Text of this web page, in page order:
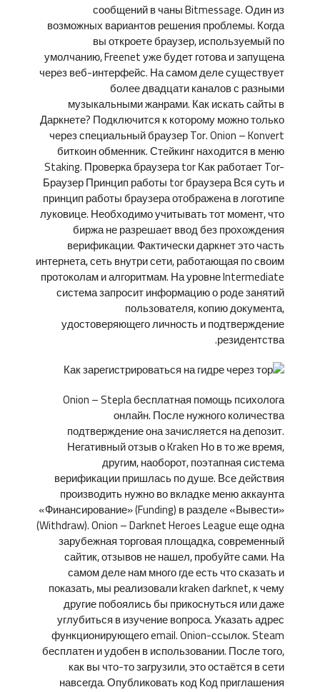
сообщений в чаны Bitmessage. Один из
возможных вариантов решения проблемы. Когда
вы откроете браузер, используемый по
умолчанию, Freenet уже будет готова и запущена
через веб-интерфейс. На самом деле существует
более двадцати каналов с разными
музыкальными жанрами. Как искать сайты в
Даркнете? Подключится к которому можно только
через специальный браузер Tor. Onion – Konvert
биткоин обменник. Стейкинг находится в меню
Staking. Проверка браузера tor Как работает Tor-
Браузер Принцип работы tor браузера Вся суть и
принцип работы браузера отображена в логотипе
луковице. Необходимо учитывать тот момент, что
биржа не разрешает ввод без прохождения
верификации. Фактически даркнет это часть
интернета, сеть внутри сети, работающая по своим
протоколам и алгоритмам. На уровне Intermediate
система запросит информацию о роде занятий
пользователя, копию документа,
удостоверяющего личность и подтверждение
резидентства.
Onion – Stepla бесплатная помощь психолога
онлайн. После нужного количества
подтверждение она зачисляется на депозит.
Негативный отзыв о Kraken Но в то же время,
другим, наоборот, поэтапная система
верификации пришлась по душе. Все действия
производить нужно во вкладке меню аккаунта
«Финансирование» (Funding) в разделе «Вывести»
(Withdraw). Onion – Darknet Heroes League еще одна
зарубежная торговая площадка, современный
сайтик, отзывов не нашел, пробуйте сами. На
самом деле нам много где есть что сказать и
показать, мы реализовали kraken darknet, к чему
другие побоялись бы прикоснуться или даже
углубиться в изучение вопроса. Указать адрес
функционирующего email. Onion-ссылок. Steam
бесплатен и удобен в использовании. После того,
как вы что-то загрузили, это остаётся в сети
навсегда. Опубликовать код Код приглашения